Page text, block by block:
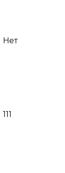
Нет
111